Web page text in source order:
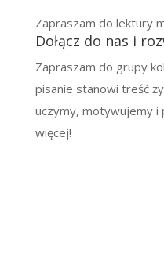
Zapraszam do lektury
Dołącz do nas i
Zapraszam do grupy
pisanie stanowi treść
uczymy, motywujemy i
więcej!